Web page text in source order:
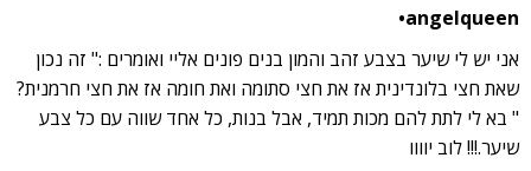
angelqueen•
אני יש לי שיער בצבע זהב והמון בנים פונים אליי ואומרים :" זה נכון
שאת חצי בלונדינית אז את חצי סתומה ואת חומה אז את חצי חרמנית?
" בא לי לתת להם מכות תמיד, אבל בנות, כל אחד שווה עם כל צבע
שיער.!!! לוב יוווו